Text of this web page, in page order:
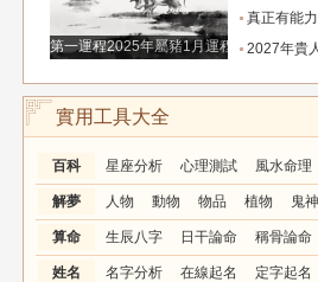
第一運程2025年屬豬1月運程解析
真正有能力的人往往是這三個星
2027年貴人緣一路拉滿的三大生肖！
實用工具大全
百科 星座分析 心理測試 風水命理
解夢 人物 動物 物品 植物 鬼神
算命 生辰八字 日干論命 稱骨論命
姓名 名字分析 在線起名 定字起名